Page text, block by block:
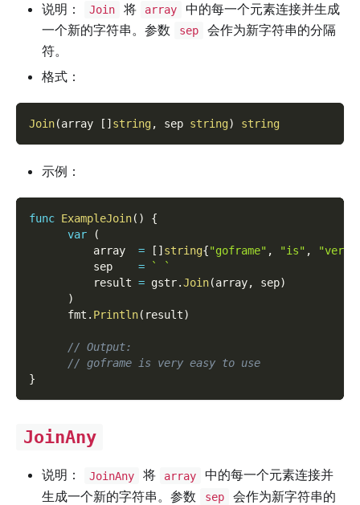
说明： Join 将 array
中的每一个元素连接并生成
一个新的字符串。参数
sep
会作为新字符串的分隔
符。
格式：
Join(array [ ] string, sep string) string
示例：
func ExampleJoin( )
{
var
(
          array
= [ ] string{"goframe" , "is" , "very"
          sep
=
` `
          result
= gstr.Join(array, sep)
)
      fmt
. Println( result)
// Output:
// goframe is very easy to use
}
JoinAny
说明： JoinAny 将 array
中的每一个元素连接并
生成一个新的字符串。参数
sep
会作为新字符串的